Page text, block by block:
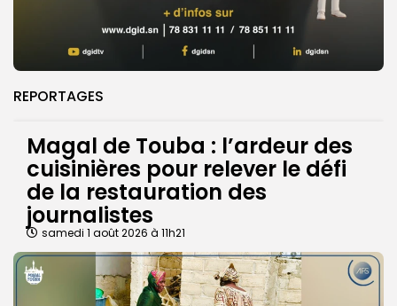
REPORTAGES
Magal de Touba : l’ardeur des
cuisinières pour relever le défi
de la restauration des
journalistes
samedi 1 août 2026 à 11h21